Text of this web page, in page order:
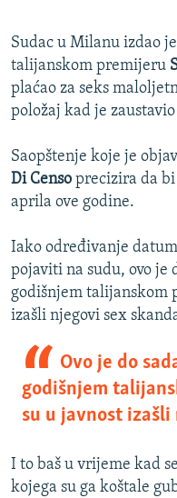
TV LIBERTY
POST SCRIPTUM
MOJA EVROPA
TRI DECENIJE OD RATA U BIH
SVE KARTE DEJTONA
Sve RFE/RL stranice
Sudac u Milanu izdao
talijanskom premijeru
plaćao za seks
položaj kad je
Saopštenje koje je
Di Censo precizira da
aprila ove godine.
Iako određivanje
pojaviti na sudu, ovo je
godišnjem talijanskom
izašli njegovi sex
Ovo je do
godišnjem
su u javnost izašli
I to baš u vrijeme kad
kojega su ga koštale